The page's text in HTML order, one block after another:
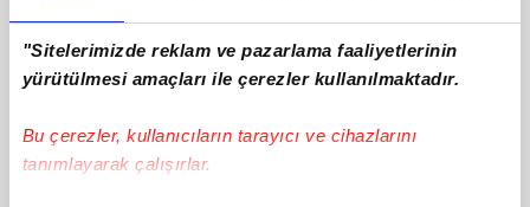
"Sitelerimizde reklam ve pazarlama faaliyetlerinin
yürütülmesi amaçları ile çerezler kullanılmaktadır.
Bu çerezler, kullanıcıların tarayıcı ve cihazlarını
tanımlayarak çalışırlar.